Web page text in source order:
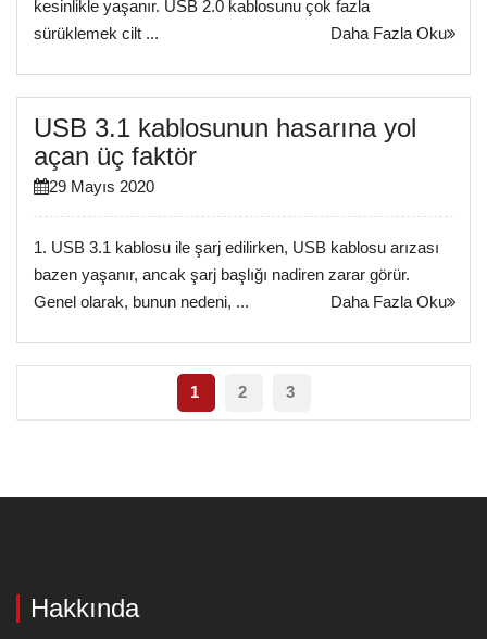
kesinlikle yaşanır. USB 2.0 kablosunu çok fazla
sürüklemek cilt ...
Daha Fazla Oku
USB 3.1 kablosunun hasarına yol
açan üç faktör
29 Mayıs 2020
1. USB 3.1 kablosu ile şarj edilirken, USB kablosu arızası
bazen yaşanır, ancak şarj başlığı nadiren zarar görür.
Genel olarak, bunun nedeni, ...
Daha Fazla Oku
1 2 3
Hakkında